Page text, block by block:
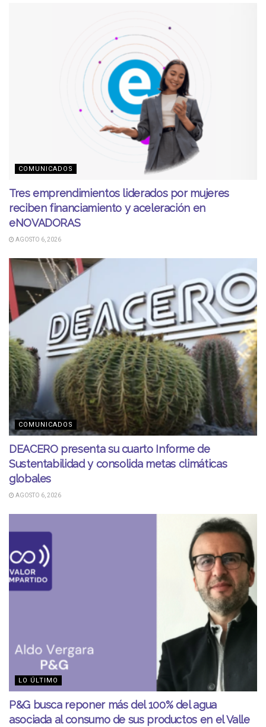
COMUNICADOS
Tres emprendimientos liderados por mujeres
reciben financiamiento y aceleración en
eNOVADORAS
AGOSTO 6, 2026
COMUNICADOS
DEACERO presenta su cuarto Informe de
Sustentabilidad y consolida metas climáticas
globales
AGOSTO 6, 2026
LO ÚLTIMO
P&G busca reponer más del 100% del agua
asociada al consumo de sus productos en el Valle